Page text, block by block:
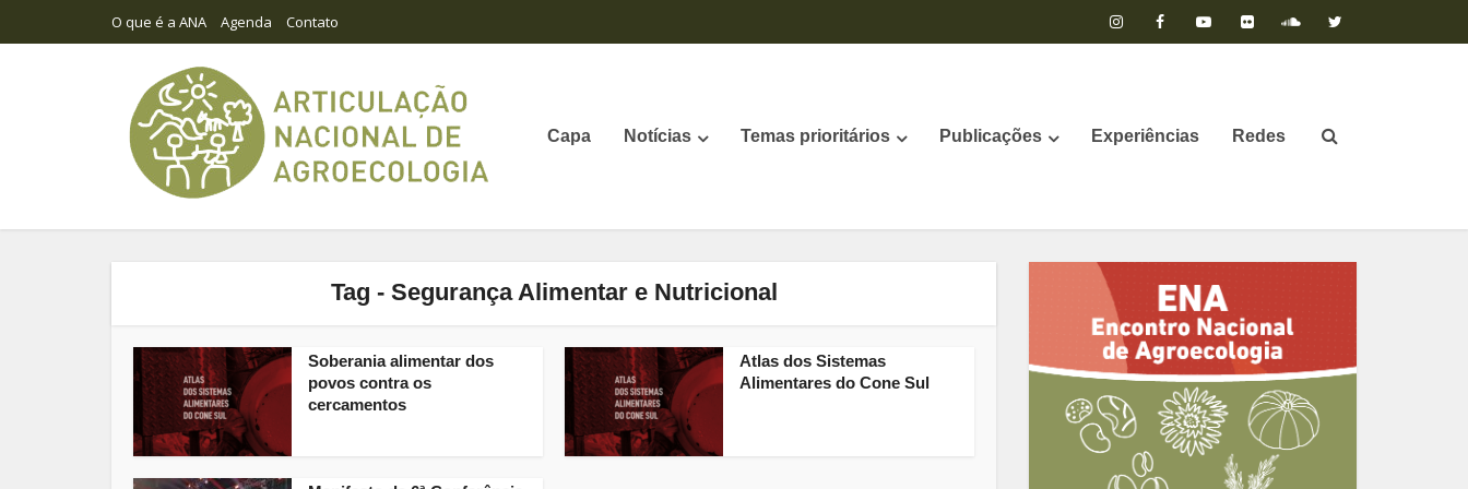
O que é a ANA Agenda Contato
Capa Notícias Temas prioritários Publicações Experiências Redes
Tag - Segurança Alimentar e Nutricional
Soberania alimentar dos
povos contra os
cercamentos
Atlas dos Sistemas
Alimentares do Cone Sul